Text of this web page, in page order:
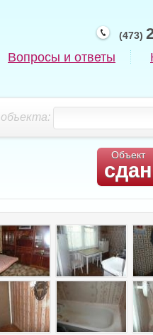
(473)
Вопросы и ответы
Объект
сдан